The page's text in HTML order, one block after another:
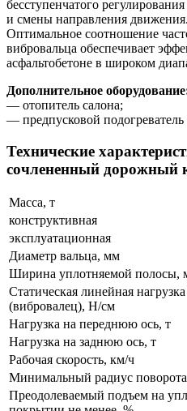
бесступенчатого
и смены направления движения.
Оптимальное соотношение
вибровальца обеспечивает
асфальтобетоне в широком
Дополнительное
— отопитель салона;
— предпусковой подогреватель
Технические
сочлененный дорожный
Масса, т
конструктивная
эксплуатационная
Диаметр вальца, мм
Ширина уплотняемой полосы,
Статическая линейная нагрузка
(вибровалец), Н/см
Нагрузка на переднюю ось, т
Нагрузка на заднюю ось, т
Рабочая скорость, км/ч
Минимальный радиус
Преодолеваемый подъем на